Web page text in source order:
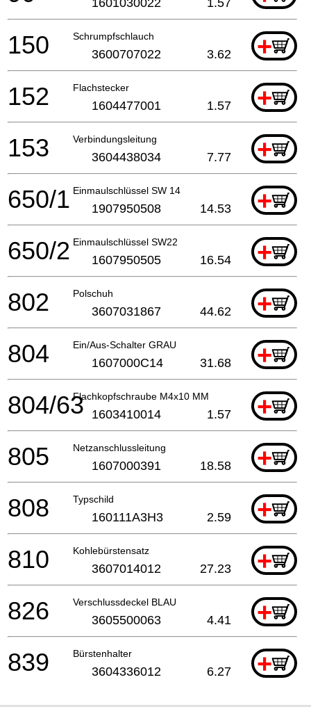
1601030022 1.57
Schrumpfschlauch +
150 3600707022 3.62
Flachstecker +
152 1604477001 1.57
Verbindungsleitung +
153 3604438034 7.77
Einmaulschlüssel SW 14 +
650/1 1907950508 14.53
Einmaulschlüssel SW22 +
650/2 1607950505 16.54
Polschuh +
802 3607031867 44.62
Ein/Aus-Schalter GRAU +
804 1607000C14 31.68
Flachkopfschraube M4x10 MM +
804/63 1603410014 1.57
Netzanschlussleitung +
805 1607000391 18.58
Typschild +
808 160111A3H3 2.59
Kohlebürstensatz +
810 3607014012 27.23
Verschlussdeckel BLAU +
826 3605500063 4.41
Bürstenhalter +
839 3604336012 6.27